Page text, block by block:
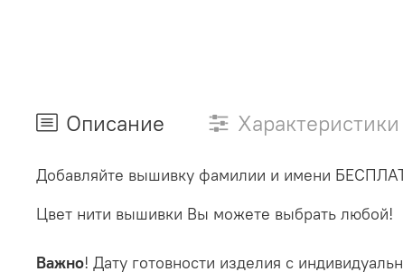
Описание Характеристики
Добавляйте вышивку фамилии и имени
Цвет нити вышивки Вы можете выбрать любой!
Важно! Дату готовности изделия с